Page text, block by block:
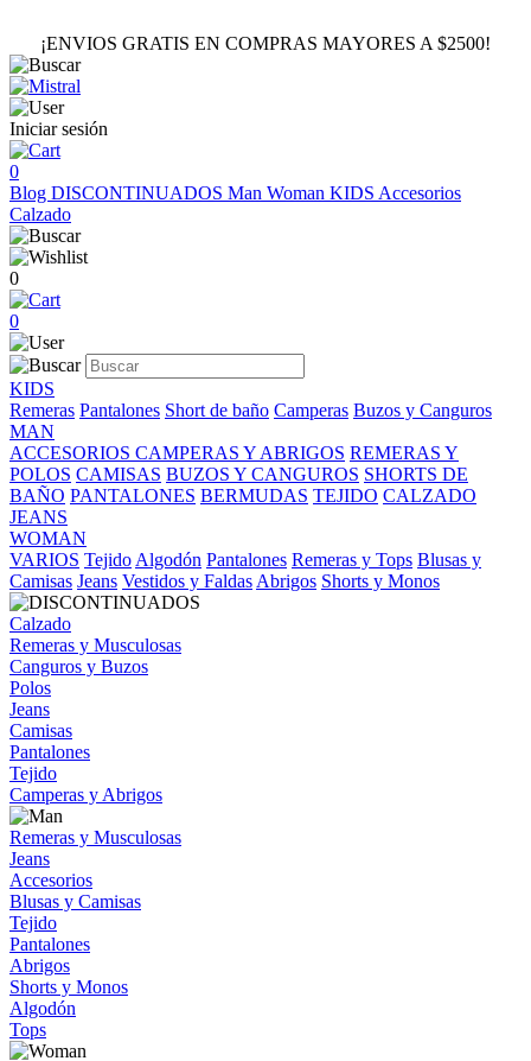
¡ENVIOS GRATIS EN COMPRAS MAYORES A $2500!
Iniciar sesión
0
Blog DISCONTINUADOS Man Woman KIDS Accesorios
Calzado
0
0
KIDS
Remeras Pantalones Short de baño Camperas Buzos y Canguros
MAN
ACCESORIOS CAMPERAS Y ABRIGOS REMERAS Y
POLOS CAMISAS BUZOS Y CANGUROS SHORTS DE
BAÑO PANTALONES BERMUDAS TEJIDO CALZADO
JEANS
WOMAN
VARIOS Tejido Algodón Pantalones Remeras y Tops Blusas y
Camisas Jeans Vestidos y Faldas Abrigos Shorts y Monos
Calzado
Remeras y Musculosas
Canguros y Buzos
Polos
Jeans
Camisas
Pantalones
Tejido
Camperas y Abrigos
Remeras y Musculosas
Jeans
Accesorios
Blusas y Camisas
Tejido
Pantalones
Abrigos
Shorts y Monos
Algodón
Tops